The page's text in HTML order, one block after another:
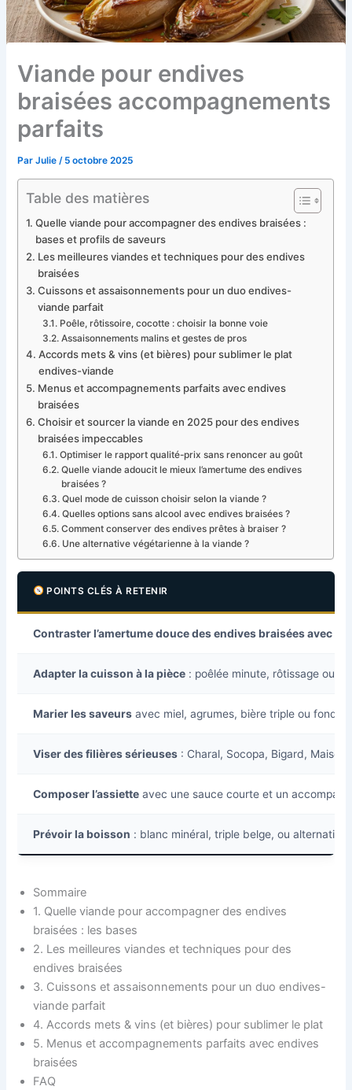
Viande pour endives
braisées accompagnements
parfaits
ParJulie / 5 octobre 2025
Table des matières
Quelle viande pour accompagner des endives braisées :
bases et profils de saveurs
Les meilleures viandes et techniques pour des endives
braisées
Cuissons et assaisonnements pour un duo endives-
viande parfait
Poêle, rôtissoire, cocotte : choisir la bonne voie
Assaisonnements malins et gestes de pros
Accords mets & vins (et bières) pour sublimer le plat
endives-viande
Menus et accompagnements parfaits avec endives
braisées
Choisir et sourcer la viande en 2025 pour des endives
braisées impeccables
Optimiser le rapport qualité-prix sans renoncer au goût
Quelle viande adoucit le mieux l’amertume des endives
braisées ?
Quel mode de cuisson choisir selon la viande ?
Quelles options sans alcool avec endives braisées ?
Comment conserver des endives prêtes à braiser ?
Une alternative végétarienne à la viande ?
POINTS CLÉS À RETENIR
Contraster l’amertume douce des endives braisées avec
Adapter la cuisson à la pièce : poêlée minute, rôtissage ou
Marier les saveurs avec miel, agrumes, bière triple ou fond
Viser des filières sérieuses : Charal, Socopa, Bigard,
Composer l’assiette avec une sauce courte et un
Prévoir la boisson : blanc minéral, triple belge, ou
Sommaire
1. Quelle viande pour accompagner des endives
braisées : les bases
2. Les meilleures viandes et techniques pour des
endives braisées
3. Cuissons et assaisonnements pour un duo endives-
viande parfait
4. Accords mets & vins (et bières) pour sublimer le plat
5. Menus et accompagnements parfaits avec endives
braisées
FAQ